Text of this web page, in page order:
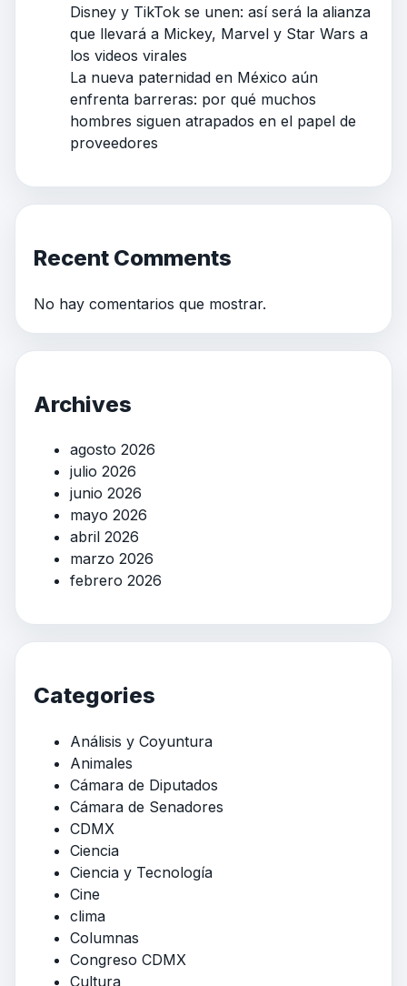
Disney y TikTok se unen: así será la alianza
que llevará a Mickey, Marvel y Star Wars a
los videos virales
La nueva paternidad en México aún
enfrenta barreras: por qué muchos
hombres siguen atrapados en el papel de
proveedores
Recent Comments
No hay comentarios que mostrar.
Archives
agosto 2026
julio 2026
junio 2026
mayo 2026
abril 2026
marzo 2026
febrero 2026
Categories
Análisis y Coyuntura
Animales
Cámara de Diputados
Cámara de Senadores
CDMX
Ciencia
Ciencia y Tecnología
Cine
clima
Columnas
Congreso CDMX
Cultura